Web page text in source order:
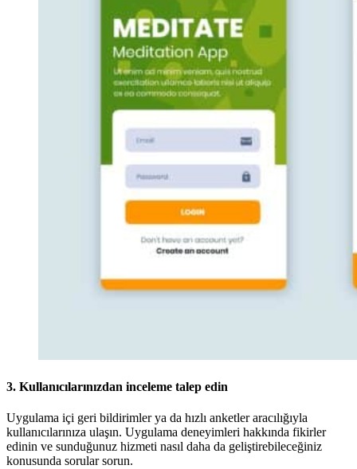
3. Kullanıcılarınızdan inceleme talep edin
Uygulama içi geri bildirimler ya da hızlı anketler aracılığıyla
kullanıcılarınıza ulaşın. Uygulama deneyimleri hakkında fikirler
edinin ve sunduğunuz hizmeti nasıl daha da geliştirebileceğiniz
konusunda sorular sorun.